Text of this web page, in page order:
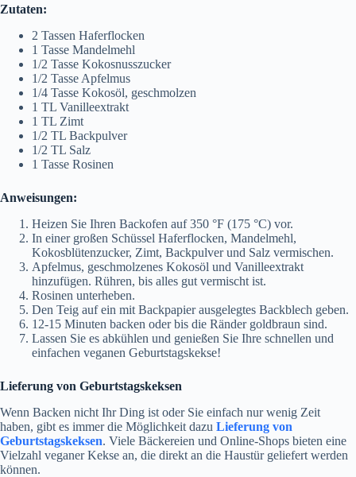
Zutaten:
2 Tassen Haferflocken
1 Tasse Mandelmehl
1/2 Tasse Kokosnusszucker
1/2 Tasse Apfelmus
1/4 Tasse Kokosöl, geschmolzen
1 TL Vanilleextrakt
1 TL Zimt
1/2 TL Backpulver
1/2 TL Salz
1 Tasse Rosinen
Anweisungen:
Heizen Sie Ihren Backofen auf 350 °F (175 °C) vor.
In einer großen Schüssel Haferflocken, Mandelmehl,
Kokosblütenzucker, Zimt, Backpulver und Salz vermischen.
Apfelmus, geschmolzenes Kokosöl und Vanilleextrakt
hinzufügen. Rühren, bis alles gut vermischt ist.
Rosinen unterheben.
Den Teig auf ein mit Backpapier ausgelegtes Backblech geben.
12-15 Minuten backen oder bis die Ränder goldbraun sind.
Lassen Sie es abkühlen und genießen Sie Ihre schnellen und
einfachen veganen Geburtstagskekse!
Lieferung von Geburtstagskeksen
Wenn Backen nicht Ihr Ding ist oder Sie einfach nur wenig Zeit
haben, gibt es immer die Möglichkeit dazu Lieferung von
Geburtstagskeksen. Viele Bäckereien und Online-Shops bieten eine
Vielzahl veganer Kekse an, die direkt an die Haustür geliefert werden
können.